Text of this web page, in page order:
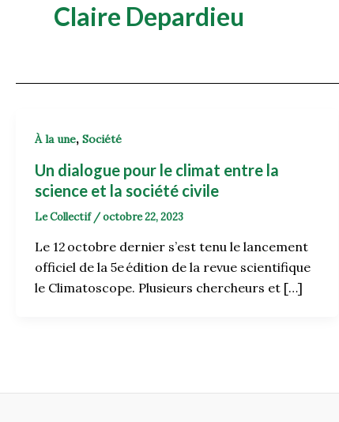
Claire Depardieu
À la une, Société
Un dialogue pour le climat entre la
science et la société civile
Le Collectif /octobre 22, 2023
Le 12 octobre dernier s’est tenu le lancement
officiel de la 5e édition de la revue scientifique
le Climatoscope. Plusieurs chercheurs et […]